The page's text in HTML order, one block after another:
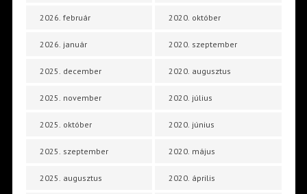
2026. február
2026. január
2025. december
2025. november
2025. október
2025. szeptember
2025. augusztus
2020. október
2020. szeptember
2020. augusztus
2020. július
2020. június
2020. május
2020. április